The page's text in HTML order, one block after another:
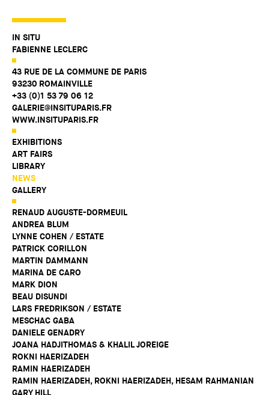
IN SITU
FABIENNE LECLERC
43 RUE DE LA COMMUNE DE PARIS
93230 ROMAINVILLE
+33 (0)1 53 79 06 12
GALERIE@INSITUPARIS.FR
WWW.INSITUPARIS.FR
EXHIBITIONS
ART FAIRS
LIBRARY
NEWS
GALLERY
RENAUD AUGUSTE-DORMEUIL
ANDREA BLUM
LYNNE COHEN / ESTATE
PATRICK CORILLON
MARTIN DAMMANN
MARINA DE CARO
MARK DION
BEAU DISUNDI
LARS FREDRIKSON / ESTATE
MESCHAC GABA
DANIELE GENADRY
JOANA HADJITHOMAS & KHALIL JOREIGE
ROKNI HAERIZADEH
RAMIN HAERIZADEH
RAMIN HAERIZADEH, ROKNI HAERIZADEH, HESAM RAHMANIAN
GARY HILL